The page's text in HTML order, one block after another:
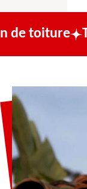
Travaux